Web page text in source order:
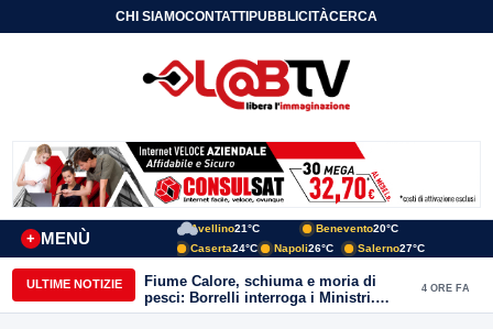
CHI SIAMOCONTATTIPUBBLICITÀCERCA
MENÙ
+
Avellino21°C Benevento20°C
Caserta24°C Napoli26°C Salerno27°C
ULTIME NOTIZIE
Fiume Calore, schiuma e moria di
pesci: Borrelli interroga i Ministri.
“Benevento paga l’assenza del
4 ORE FA